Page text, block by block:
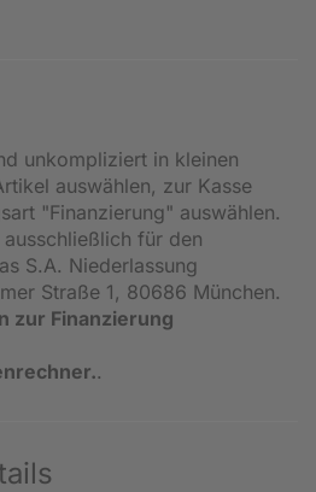
unkompliziert in kleinen
auswählen, zur Kasse
"Finanzierung" auswählen.
für den
S.A. Niederlassung
Straße 1, 80686 München.
zur Finanzierung
.